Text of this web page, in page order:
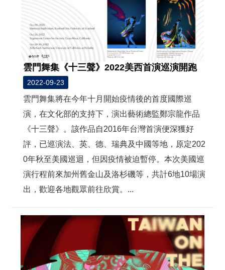
雲門舞集《十三聲》2022美西首演巡演開跑
2022-09-23
雲門舞集將在今年十月開始疫情後的首度國際巡
演，在文化部的支持下，演出藝術總監鄭宗龍作品
《十三聲》。該作品自2016年台灣首演便深獲好
評，已巡演法、英、德、瑞典及中國等地，原定202
0年秋至美國巡迴，但因疫情被迫暫停。本次美國巡
演行程前來加州舊金山及洛杉磯等，共計6地10場演
出，歡迎各地觀眾前往欣賞。...